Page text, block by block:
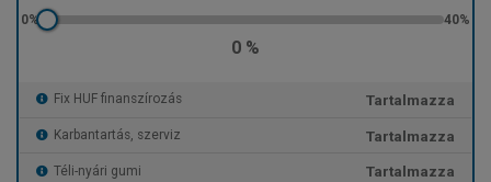
0 %
Fix HUF finanszírozás Tartalmazza
Karbantartás, szerviz Tartalmazza
Téli-nyári gumi Tartalmazza